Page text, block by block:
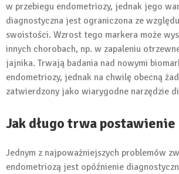
w przebiegu endometriozy, jednak jego
diagnostyczna jest ograniczona ze
swoistości. Wzrost tego markera może
innych chorobach, np. w zapaleniu
jajnika. Trwają badania nad nowymi
endometriozy, jednak na chwilę obecną
zatwierdzony jako wiarygodne narzędzie
Jak długo trwa postawienie
Jednym z najpoważniejszych problemów
endometriozą jest opóźnienie